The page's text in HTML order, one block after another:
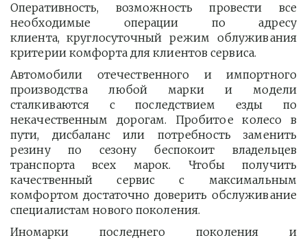
Оперативность, возможность провести все
необходимые операции по адресу
клиента, круглосуточный режим облуживания
критерии комфорта для клиентов сервиса.
Автомобили отечественного и импортного
производства любой марки и модели
сталкиваются с последствием езды по
некачественным дорогам. Пробитое колесо в
пути, дисбаланс или потребность заменить
резину по сезону беспокоит владельцев
транспорта всех марок. Чтобы получить
качественный сервис с максимальным
комфортом достаточно доверить обслуживание
специалистам нового поколения.
Иномарки последнего поколения и